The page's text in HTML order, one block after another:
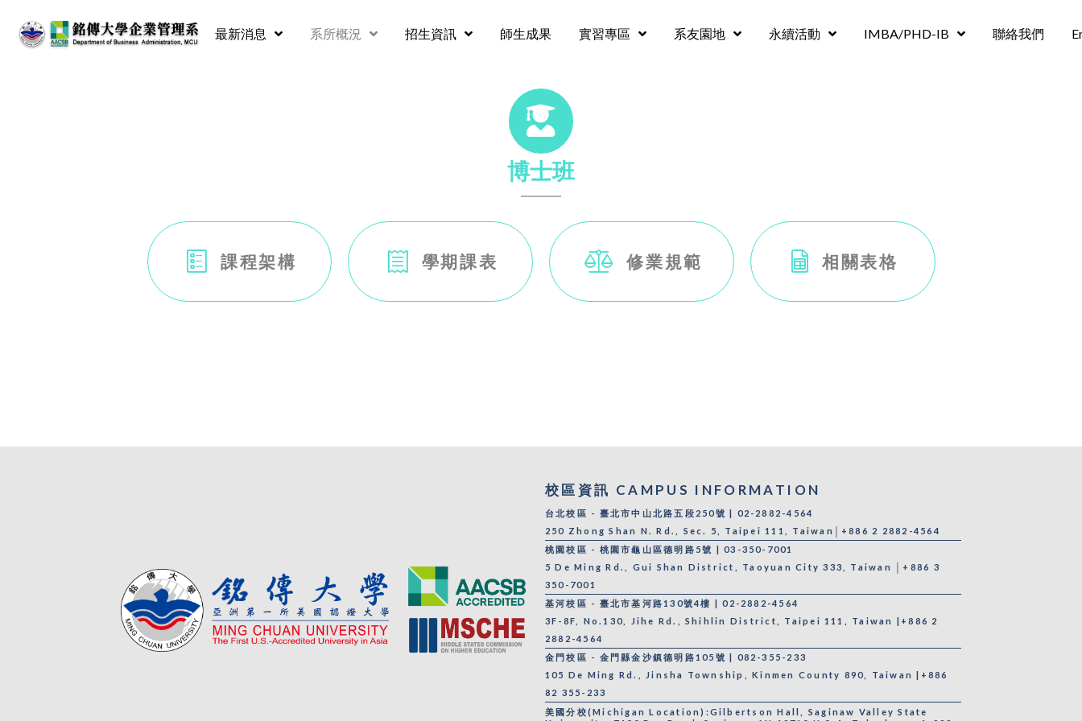
最新消息 系所概況 招生資訊 師生成果 實習專區 系友園地 永續活動 IMBA/PHD-IB 聯絡我們
博士班
課程架構 學期課表 修業規範 相關表格
校區資訊 CAMPUS INFORMATION
台北校區 - 臺北市中山北路五段250號 | 02-2882-4564
250 Zhong Shan N. Rd., Sec. 5, Taipei 111, Taiwan│+886 2 2882-4564
桃園校區 - 桃園市龜山區德明路5號 | 03-350-7001
5 De Ming Rd., Gui Shan District, Taoyuan City 333, Taiwan │+886 3
350-7001
基河校區 - 臺北市基河路130號4樓 | 02-2882-4564
3F-8F, No.130, Jihe Rd., Shihlin District, Taipei 111, Taiwan |+886 2
2882-4564
金門校區 - 金門縣金沙鎮德明路105號 | 082-355-233
105 De Ming Rd., Jinsha Township, Kinmen County 890, Taiwan |+886
82 355-233
美國分校(Michigan Location):Gilbertson Hall, Saginaw Valley State